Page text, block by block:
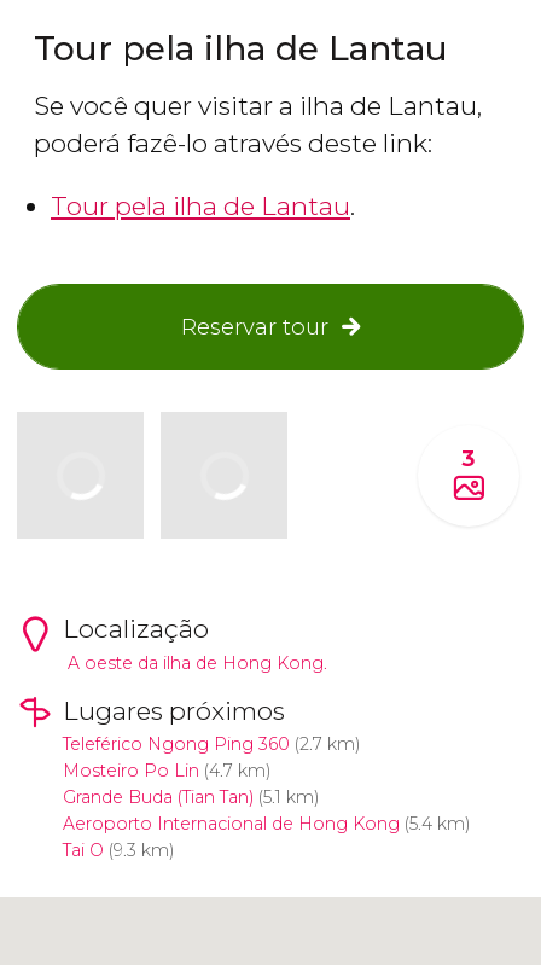
Tour pela ilha de Lantau
Se você quer visitar a ilha de Lantau,
poderá fazê-lo através deste link:
Tour pela ilha de Lantau.
Reservar tour
3
Localização
A oeste da ilha de Hong Kong.
Lugares próximos
Teleférico Ngong Ping 360 (2.7 km)
Mosteiro Po Lin (4.7 km)
Grande Buda (Tian Tan) (5.1 km)
Aeroporto Internacional de Hong Kong (5.4 km)
Tai O (9.3 km)